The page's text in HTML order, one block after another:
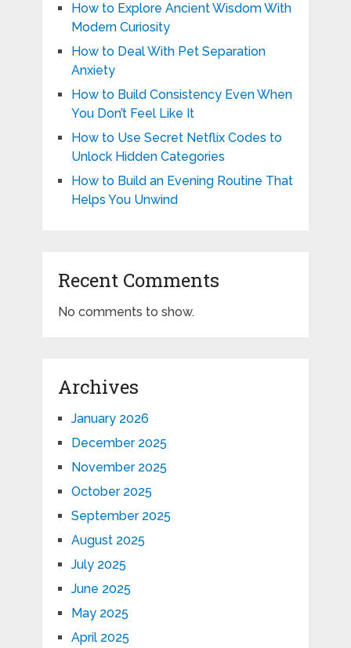
How to Explore Ancient Wisdom With
Modern Curiosity
How to Deal With Pet Separation
Anxiety
How to Build Consistency Even When
You Don’t Feel Like It
How to Use Secret Netflix Codes to
Unlock Hidden Categories
How to Build an Evening Routine That
Helps You Unwind
Recent Comments
No comments to show.
Archives
January 2026
December 2025
November 2025
October 2025
September 2025
August 2025
July 2025
June 2025
May 2025
April 2025